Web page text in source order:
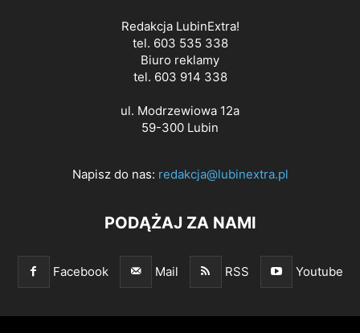
Redakcja LubinExtra!
tel. 603 535 338
Biuro reklamy
tel. 603 914 338
ul. Modrzewiowa 12a
59-300 Lubin
Napisz do nas: redakcja@lubinextra.pl
PODĄŻAJ ZA NAMI
Facebook Mail RSS Youtube